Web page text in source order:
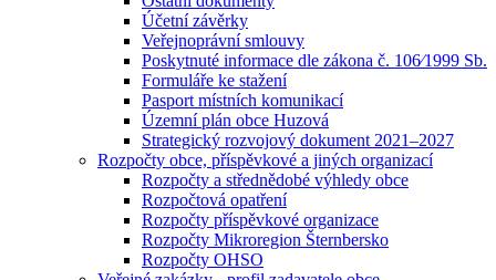
Účetní závěrky
Veřejnoprávní smlouvy
Poskytnuté informace dle zákona č. 106⁄1999 Sb.
Formuláře ke stažení
Pasport místních komunikací
Územní plán obce Huzová
Strategický rozvojový dokument 2021–2027
Rozpočty obce, příspěvkové a jiných organizací
Rozpočty a střednědobé výhledy obce
Rozpočtová opatření
Rozpočty příspěvkové organizace
Rozpočty Mikroregion Šternbersko
Rozpočty OHSO